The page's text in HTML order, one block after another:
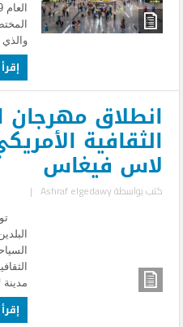
انطلاق مهرجان
الثقافية
لاس فيغاس
كتب بواسطةAshraf elgedawy
|
مدينة